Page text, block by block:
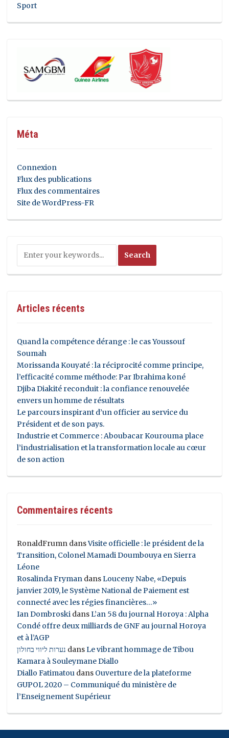
Sport
Méta
Connexion
Flux des publications
Flux des commentaires
Site de WordPress-FR
Articles récents
Quand la compétence dérange : le cas Youssouf
Soumah
Morissanda Kouyaté : la réciprocité comme principe,
l’efficacité comme méthode: Par Ibrahima koné
Djiba Diakité reconduit : la confiance renouvelée
envers un homme de résultats
Le parcours inspirant d’un officier au service du
Président et de son pays.
Industrie et Commerce : Aboubacar Kourouma place
l’industrialisation et la transformation locale au cœur
de son action
Commentaires récents
RonaldFrumn dansVisite officielle : le président de la
Transition, Colonel Mamadi Doumbouya en Sierra
Léone
Rosalinda Fryman dansLouceny Nabe, «Depuis
janvier 2019, le Système National de Paiement est
connecté avec les régies financières…»
Ian Dombroski dansL’an 58 du journal Horoya : Alpha
Condé offre deux milliards de GNF au journal Horoya
et à l’AGP
נערות ליווי בחולון dansLe vibrant hommage de Tibou
Kamara à Souleymane Diallo
Diallo Fatimatou dans Ouverture de la plateforme
GUPOL 2020 – Communiqué du ministère de
l’Enseignement Supérieur